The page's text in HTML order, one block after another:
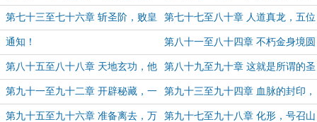
大梁崛起的时机（四合一 求月票） 战起（四合一 求月票）
第七十三至七十六章 斩圣阶，败皇
者（四合一，求月票）
第七十七至八十章 人道真龙，五位
妖神（四合一 求月票）
通知！ 第八十一至八十四章 不朽金身境圆
满，人族的后续（四合一，求月票）
第八十五至八十八章 天地玄功，他
们来了！（四合一 求月票）
第八十九至九十章 这就是所谓的圣
境？（二合一，求月票）
第九十一至九十二章 开辟秘藏，一
人堪比一国（二合一 求月票）
第九十三至九十四章 血脉的封印，
再多一位圣阶（二合一 求月票）
第九十五至九十六章 准备离去，万 第九十七至九十八章 化形，号召山